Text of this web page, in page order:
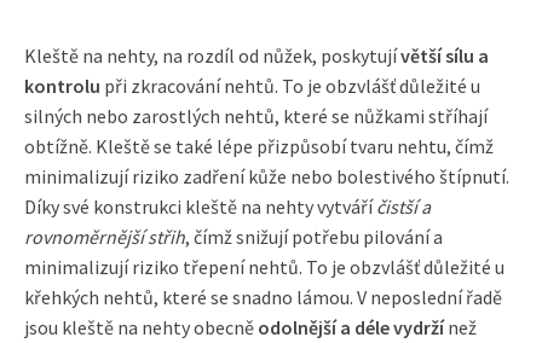
Kleště na nehty, na rozdíl od nůžek, poskytujívětší sílu a
kontrolu při zkracování nehtů. To je obzvlášť důležité u
silných nebo zarostlých nehtů, které se nůžkami stříhají
obtížně. Kleště se také lépe přizpůsobí tvaru nehtu, čímž
minimalizují riziko zadření kůže nebo bolestivého štípnutí.
Díky své konstrukci kleště na nehty vytváříčistší a
rovnoměrnější střih, čímž snižují potřebu pilování a
minimalizují riziko třepení nehtů. To je obzvlášť důležité u
křehkých nehtů, které se snadno lámou. V neposlední řadě
jsou kleště na nehty obecně odolnější a déle vydržínež